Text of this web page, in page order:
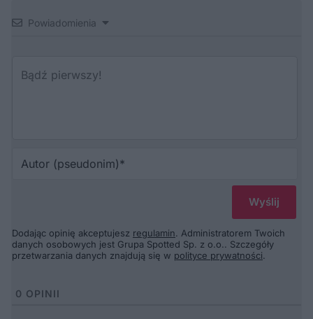
Powiadomienia
Dodając opinię akceptujesz regulamin. Administratorem Twoich
danych osobowych jest Grupa Spotted Sp. z o.o.. Szczegóły
przetwarzania danych znajdują się w polityce prywatności.
0 OPINII